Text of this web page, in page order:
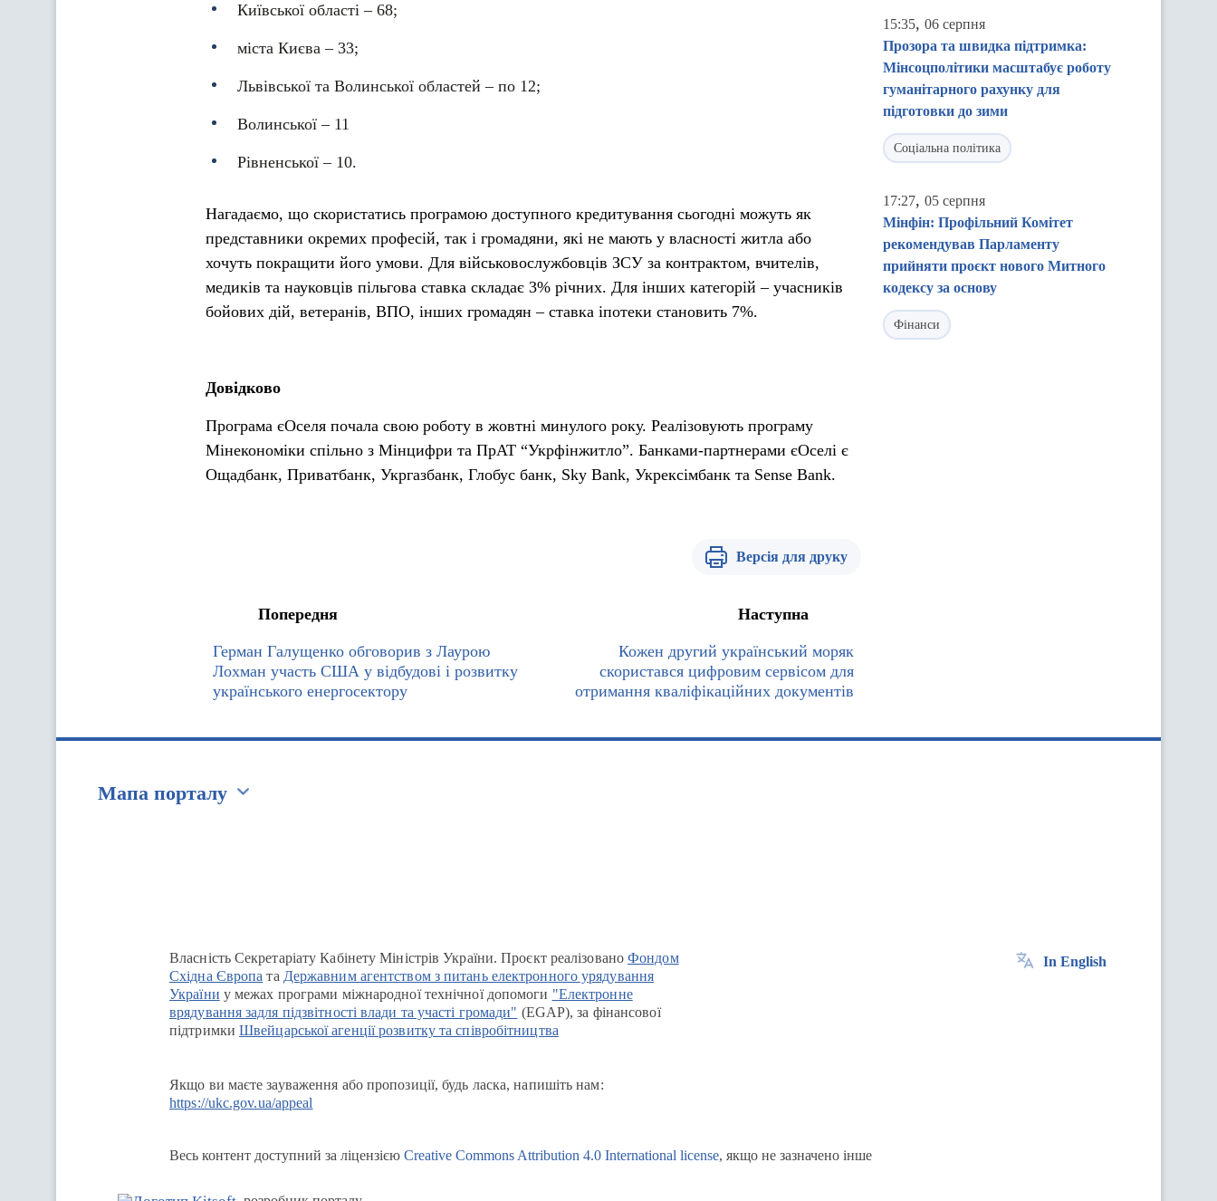
Київської області – 68;
міста Києва – 33;
Львівської та Волинської областей – по 12;
Волинської – 11
Рівненської – 10.
Нагадаємо, що скористатись програмою доступного кредитування сьогодні можуть як
представники окремих професій, так і громадяни, які не мають у власності житла або
хочуть покращити його умови. Для військовослужбовців ЗСУ за контрактом, вчителів,
медиків та науковців пільгова ставка складає 3% річних. Для інших категорій – учасників
бойових дій, ветеранів, ВПО, інших громадян – ставка іпотеки становить 7%.
Довідково
Програма єОселя почала свою роботу в жовтні минулого року. Реалізовують програму
Мінекономіки спільно з Мінцифри та ПрАТ “Укрфінжитло”. Банками-партнерами єОселі є
Ощадбанк, Приватбанк, Укргазбанк, Глобус банк, Sky Bank, Укрексімбанк та Sense Bank.
Версія для друку
Попередня
Герман Галущенко обговорив з Лаурою
Лохман участь США у відбудові і розвитку
українського енергосектору
Наступна
Кожен другий український моряк
скористався цифровим сервісом для
отримання кваліфікаційних документів
15:35, 06 серпня
Прозора та швидка підтримка:
Мінсоцполітики масштабує роботу
гуманітарного рахунку для
підготовки до зими
Соціальна політика
17:27, 05 серпня
Мінфін: Профільний Комітет
рекомендував Парламенту
прийняти проєкт нового Митного
кодексу за основу
Фінанси
Мапа порталу
Власність Секретаріату Кабінету Міністрів України. Проєкт реалізованоФондом
Східна Європа та Державним агентством з питань електронного урядування
України у межах програми міжнародної технічної допомоги "Електронне
врядування задля підзвітності влади та участі громади" (EGAP), за фінансової
підтримки Швейцарської агенції розвитку та співробітництва
Якщо ви маєте зауваження або пропозиції, будь ласка, напишіть нам:
https://ukc.gov.ua/appeal
In English
Весь контент доступний за ліцензією Creative Commons Attribution 4.0 International license, якщо не зазначено інше